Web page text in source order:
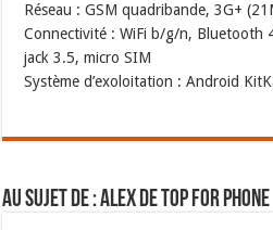
Réseau : GSM quadribande, 3G+
Connectivité : WiFi b/g/n, Bluetooth
jack 3.5, micro SIM
Système d’exoloitation : Android
Au sujet de : Alex de Top For Phone